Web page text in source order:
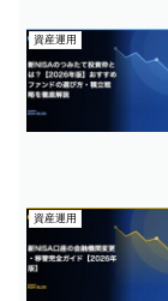
資産運用
資産運用